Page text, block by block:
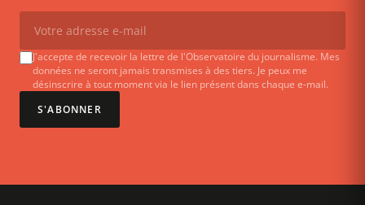
J'accepte de recevoir la lettre de l'Observatoire du journalisme. Mes
données ne seront jamais transmises à des tiers. Je peux me
désinscrire à tout moment via le lien présent dans chaque e-mail.
S'ABONNER